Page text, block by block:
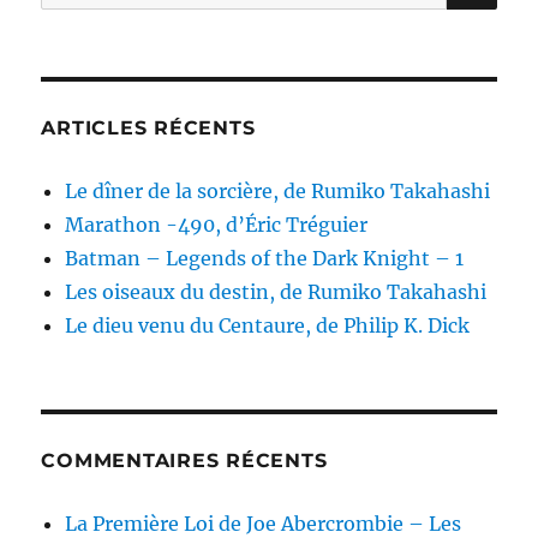
Aaronovitch
pour :
ARTICLES RÉCENTS
Le dîner de la sorcière, de Rumiko Takahashi
Marathon -490, d’Éric Tréguier
Batman – Legends of the Dark Knight – 1
Les oiseaux du destin, de Rumiko Takahashi
Le dieu venu du Centaure, de Philip K. Dick
COMMENTAIRES RÉCENTS
La Première Loi de Joe Abercrombie – Les